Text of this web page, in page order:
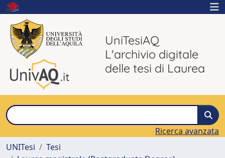
UniTesiAQ
L'archivio digitale
delle tesi di Laurea
Ricerca avanzata
UNITesi
Tesi